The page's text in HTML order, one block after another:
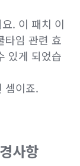
. 이 패치 이
타임 관련 효
있게 되었습
셈이죠.
사항